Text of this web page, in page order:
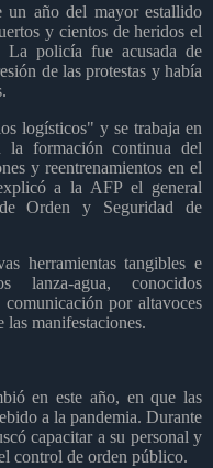
año del mayor estallido
y cientos de heridos el
La policía fue acusada de
de las protestas y había
logísticos" y se trabaja en
la formación continua del
y reentrenamientos en el
a la AFP el general
Orden y Seguridad de
herramientas tangibles e
lanza-agua, conocidos
por altavoces
manifestaciones.
en este año, en que las
a la pandemia. Durante
capacitar a su personal y
control de orden público.